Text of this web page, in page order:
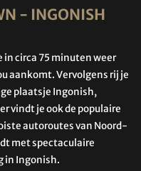
- INGONISH
in circa 75 minuten weer
aankomt. Vervolgens rij je
plaatsje Ingonish,
vindt je ook de populaire
autoroutes van Noord-
met spectaculaire
in Ingonish.